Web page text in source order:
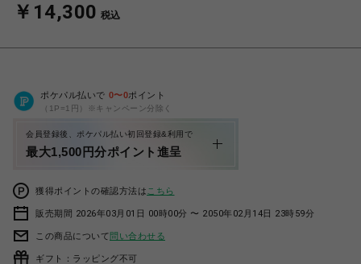
￥14,300 税込
ポケパル払いで 0〜0ポイント
（1P=1円）※キャンペーン分除く
会員登録後、ポケパル払い初回登録&利用で
最大1,500円分ポイント進呈
獲得ポイントの確認方法は こちら
販売期間 2026年03月01日 00時00分 〜 2050年02月14日 23時59分
この商品について問い合わせる
ギフト：ラッピング不可